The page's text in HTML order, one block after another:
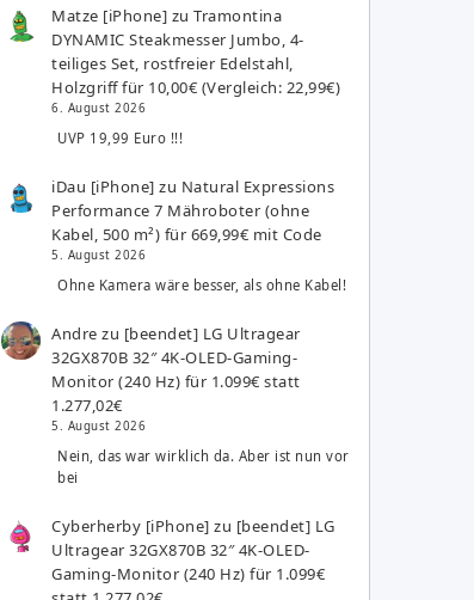
Matze [iPhone] zuTramontina
DYNAMIC Steakmesser Jumbo, 4-
teiliges Set, rostfreier Edelstahl,
Holzgriff für 10,00€ (Vergleich: 22,99€)
6. August 2026
UVP 19,99 Euro !!!
iDau [iPhone] zu Natural Expressions
Performance 7 Mähroboter (ohne
Kabel, 500 m²) für 669,99€ mit Code
5. August 2026
Ohne Kamera wäre besser, als ohne Kabel!
Andre zu [beendet] LG Ultragear
32GX870B 32″ 4K-OLED-Gaming-
Monitor (240 Hz) für 1.099€ statt
1.277,02€
5. August 2026
Nein, das war wirklich da. Aber ist nun vor
bei
Cyberherby [iPhone] zu [beendet] LG
Ultragear 32GX870B 32″ 4K-OLED-
Gaming-Monitor (240 Hz) für 1.099€